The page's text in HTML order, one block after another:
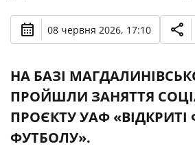
08 червня 2026, 17:10
НА БАЗІ
ПРОЙШЛИ ЗАНЯТТЯ
ПРОЄКТУ УАФ «ВІДКРИТІ
ФУТБОЛУ».